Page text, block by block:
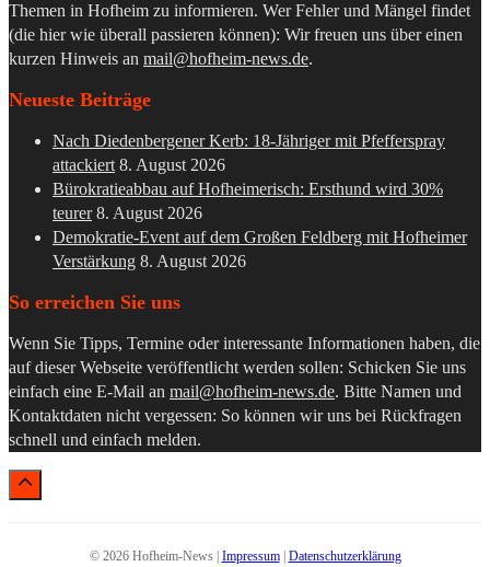
Themen in Hofheim zu informieren. Wer Fehler und Mängel findet
(die hier wie überall passieren können): Wir freuen uns über einen
kurzen Hinweis an mail@hofheim-news.de.
Neueste Beiträge
Nach Diedenbergener Kerb: 18-Jähriger mit Pfefferspray
attackiert 8. August 2026
Bürokratieabbau auf Hofheimerisch: Ersthund wird 30%
teurer 8. August 2026
Demokratie-Event auf dem Großen Feldberg mit Hofheimer
Verstärkung 8. August 2026
So erreichen Sie uns
Wenn Sie Tipps, Termine oder interessante Informationen haben, die
auf dieser Webseite veröffentlicht werden sollen: Schicken Sie uns
einfach eine E-Mail an mail@hofheim-news.de. Bitte Namen und
Kontaktdaten nicht vergessen: So können wir uns bei Rückfragen
schnell und einfach melden.
© 2026 Hofheim-News | Impressum| Datenschutzerklärung